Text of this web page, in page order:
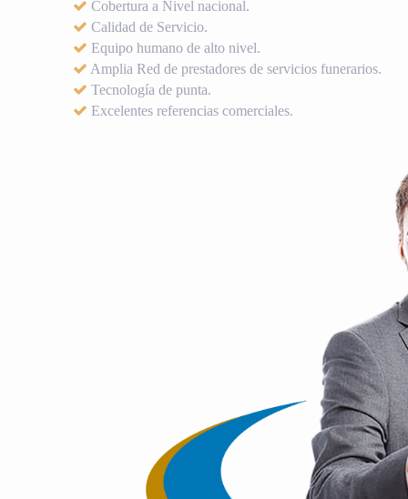
Cobertura a Nivel nacional.
Calidad de Servicio.
Equipo humano de alto nivel.
Amplia Red de prestadores de servicios funerarios.
Tecnología de punta.
Excelentes referencias comerciales.